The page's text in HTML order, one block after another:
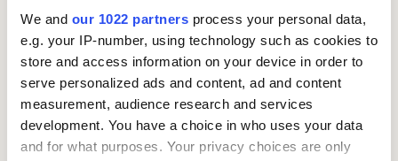
We and our 1022 partners process your personal data,
e.g. your IP-number, using technology such as cookies to
store and access information on your device in order to
serve personalized ads and content, ad and content
measurement, audience research and services
development. You have a choice in who uses your data
and for what purposes. Your privacy choices are only
betalingsanmerkninger over tid.
Rådgiverne i Motty kjenner bankenes krav og
muligheter, og kan hjelpe deg med å se hvilke løsninger
som kan være aktuelle i din situasjon.